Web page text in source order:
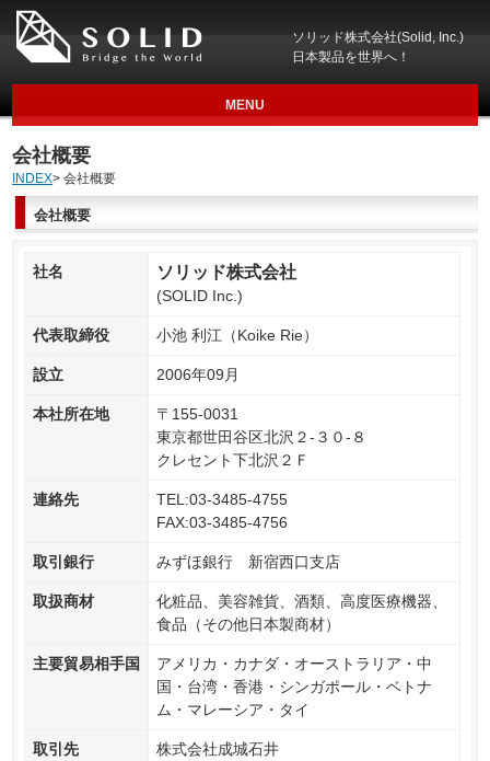
ソリッド株式会社(Solid, Inc.)
日本製品を世界へ！
MENU
会社概要
INDEX> 会社概要
会社概要
社名 ソリッド株式会社
(SOLID Inc.)
代表取締役 小池 利江（Koike Rie）
設立 2006年09月
本社所在地
〒155-0031
東京都世田谷区北沢２-３０-８
クレセント下北沢２Ｆ
連絡先
TEL:03-3485-4755
FAX:03-3485-4756
取引銀行 みずほ銀行 新宿西口支店
取扱商材
化粧品、美容雑貨、酒類、高度医療機器、
食品（その他日本製商材）
主要貿易相手国
アメリカ・カナダ・オーストラリア・中
国・台湾・香港・シンガポール・ベトナ
ム・マレーシア・タイ
取引先
株式会社成城石井